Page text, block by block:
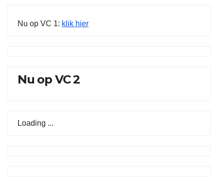
Nu op VC 1: klik hier
Nu op VC 2
Loading ...